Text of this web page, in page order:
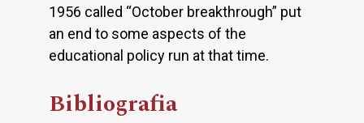
1956 called “October breakthrough” put
an end to some aspects of the
educational policy run at that time.
Bibliografia